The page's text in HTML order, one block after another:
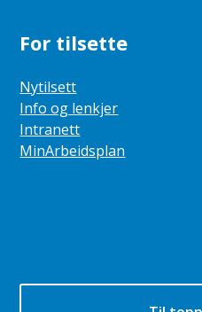
For tilsette
Nytilsett
Info og lenkjer
Intranett
MinArbeidsplan